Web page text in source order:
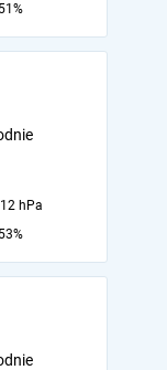
51%
hPa
53%